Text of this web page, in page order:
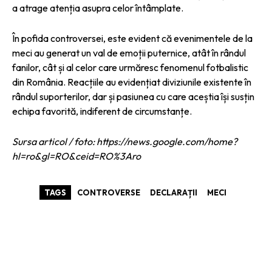
a atrage atenția asupra celor întâmplate.
În pofida controversei, este evident că evenimentele de la
meci au generat un val de emoții puternice, atât în rândul
fanilor, cât și al celor care urmăresc fenomenul fotbalistic
din România. Reacțiile au evidențiat diviziunile existente în
rândul suporterilor, dar și pasiunea cu care aceștia își susțin
echipa favorită, indiferent de circumstanțe.
Sursa articol / foto: https://news.google.com/home?
hl=ro&gl=RO&ceid=RO%3Aro
TAGS CONTROVERSE DECLARAȚII MECI